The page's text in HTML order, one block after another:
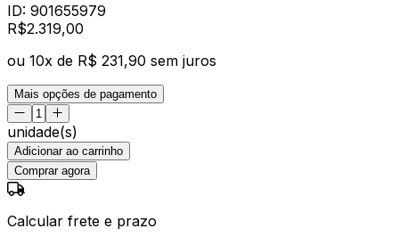
ID: 901655979
R$2.319,00
ou 10x de R$ 231,90 sem juros
Mais opções de pagamento
unidade(s)
Adicionar ao carrinho
Comprar agora
Calcular frete e prazo